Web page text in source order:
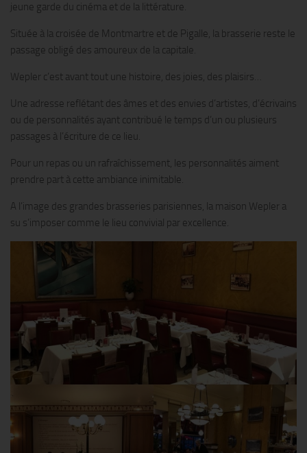
jeune garde du cinéma et de la littérature.
Située à la croisée de Montmartre et de Pigalle, la brasserie reste le
passage obligé des amoureux de la capitale.
Wepler c’est avant tout une histoire, des joies, des plaisirs…
Une adresse reflétant des âmes et des envies d’artistes, d’écrivains
ou de personnalités ayant contribué le temps d’un ou plusieurs
passages à l’écriture de ce lieu.
Pour un repas ou un rafraîchissement, les personnalités aiment
prendre part à cette ambiance inimitable.
A l’image des grandes brasseries parisiennes, la maison Wepler a
su s’imposer comme le lieu convivial par excellence.